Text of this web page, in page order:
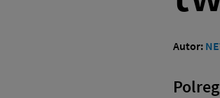
Autor: